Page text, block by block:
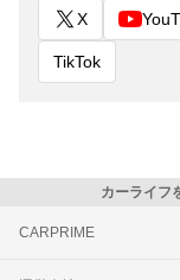
X
TikTok
カーライフ
CARPRIME